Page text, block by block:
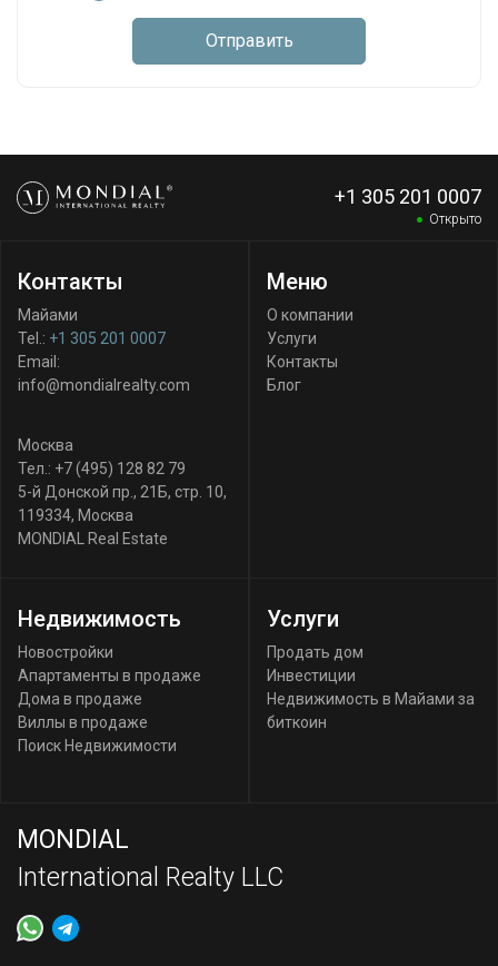
Отправить
+1 305 201 0007
Открыто
Контакты
Майами
Tel.: +1 305 201 0007
Email:
info@mondialrealty.com
Москва
Тел.: +7 (495) 128 82 79
5-й Донской пр., 21Б, стр. 10,
119334, Москва
MONDIAL Real Estate
Меню
О компании
Услуги
Контакты
Блог
Недвижимость
Новостройки
Апартаменты в продаже
Дома в продаже
Виллы в продаже
Поиск Недвижимости
Услуги
Продать дом
Инвестиции
Недвижимость в Майами за
биткоин
MONDIAL
International Realty LLC